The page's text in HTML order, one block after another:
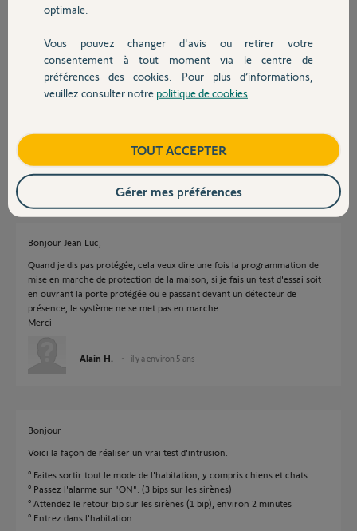
Devis avec un pro
Contact
Réponses
Bonjour
?
Bonjour Jean Luc,
Quand je dis pas protégée, cela veux dire une fois la programmation de
mise en marche de protection de la maison, si je fais un test d'essai soit
en ouvrant la porte protégée ou e passant devant un détecteur de
présence, le système ne se met pas en marche.
Merci
Alain H. il y a environ 5 ans
Bonjour
Voici la façon de réaliser un vrai test d'intrusion.
° Faites sortir tout le mode de l'habitation, y compris chiens et chats.
° Passez l'alarme sur "ON". (3 bips sur les sirènes)
° Attendez le retour bip sur les sirènes (1 bip), environ 2 minutes
° Entrez dans l'habitation.
optimale.
Vous pouvez changer d'avis ou retirer votre
consentement à tout moment via le centre de
préférences des cookies. Pour plus d’informations,
veuillez consulter notre politique de cookies
TOUT ACCEPTER
Gérer mes préférences